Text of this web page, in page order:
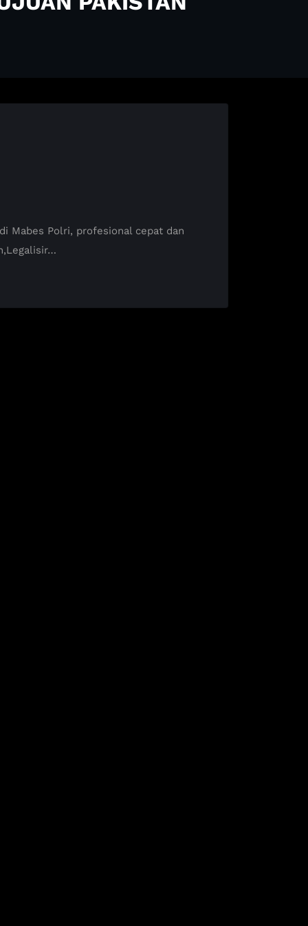
di Mabes Polri, profesional cepat dan